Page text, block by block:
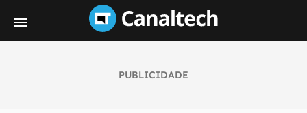
PUBLICIDADE